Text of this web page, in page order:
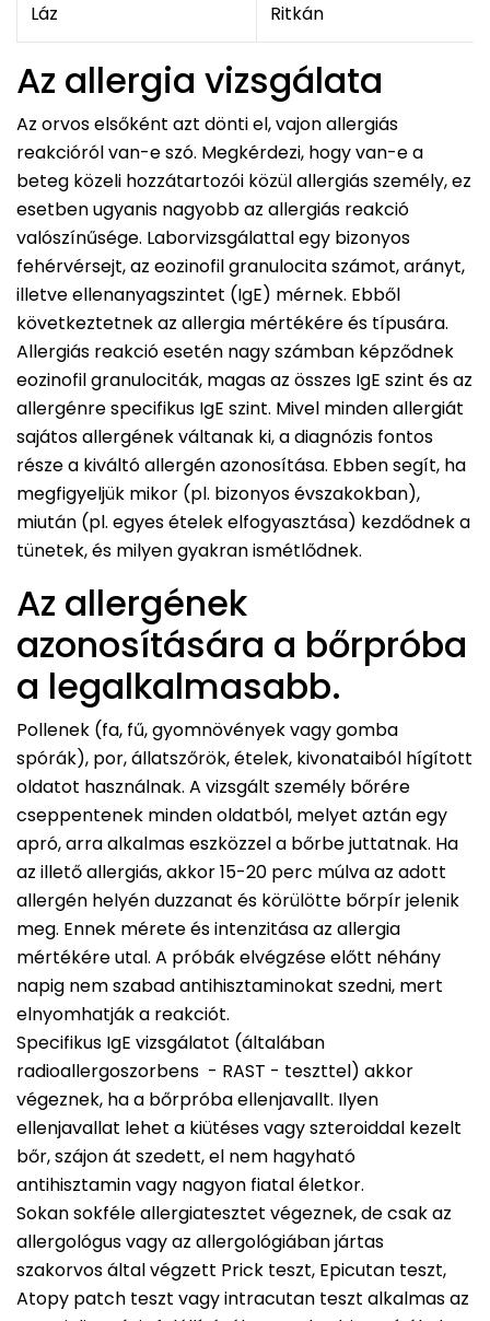
Láz Ritkán
Az allergia vizsgálata
Az orvos elsőként azt dönti el, vajon allergiás
reakcióról van-e szó. Megkérdezi, hogy van-e a
beteg közeli hozzátartozói közül allergiás személy, ez
esetben ugyanis nagyobb az allergiás reakció
valószínűsége. Laborvizsgálattal egy bizonyos
fehérvérsejt, az eozinofil granulocita számot, arányt,
illetve ellenanyagszintet (IgE) mérnek. Ebből
következtetnek az allergia mértékére és típusára.
Allergiás reakció esetén nagy számban képződnek
eozinofil granulociták, magas az összes IgE szint és az
allergénre specifikus IgE szint. Mivel minden allergiát
sajátos allergének váltanak ki, a diagnózis fontos
része a kiváltó allergén azonosítása. Ebben segít, ha
megfigyeljük mikor (pl. bizonyos évszakokban),
miután (pl. egyes ételek elfogyasztása) kezdődnek a
tünetek, és milyen gyakran ismétlődnek.
Az allergének
azonosítására a bőrpróba
a legalkalmasabb.
Pollenek (fa, fű, gyomnövények vagy gomba
spórák), por, állatszőrök, ételek, kivonataiból hígított
oldatot használnak. A vizsgált személy bőrére
cseppentenek minden oldatból, melyet aztán egy
apró, arra alkalmas eszközzel a bőrbe juttatnak. Ha
az illető allergiás, akkor 15-20 perc múlva az adott
allergén helyén duzzanat és körülötte bőrpír jelenik
meg. Ennek mérete és intenzitása az allergia
mértékére utal. A próbák elvégzése előtt néhány
napig nem szabad antihisztaminokat szedni, mert
elnyomhatják a reakciót.
Specifikus IgE vizsgálatot (általában
radioallergoszorbens - RAST - teszttel) akkor
végeznek, ha a bőrpróba ellenjavallt. Ilyen
ellenjavallat lehet a kiütéses vagy szteroiddal kezelt
bőr, szájon át szedett, el nem hagyható
antihisztamin vagy nagyon fiatal életkor.
Sokan sokféle allergiatesztet végeznek, de csak az
allergológus vagy az allergológiában jártas
szakorvos által végzett Prick teszt, Epicutan teszt,
Atopy patch teszt vagy intracutan teszt alkalmas az